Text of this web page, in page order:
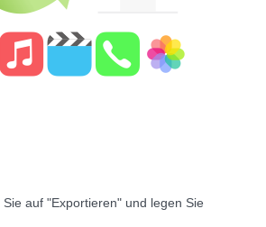
auf "Exportieren" und legen Sie